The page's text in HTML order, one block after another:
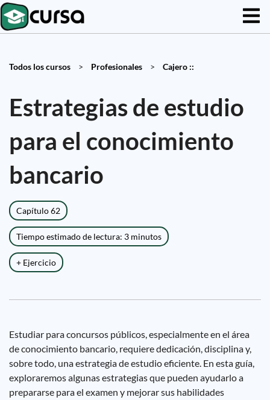
Todos los cursos > Profesionales > Cajero ::
Estrategias de estudio
para el conocimiento
bancario
Capítulo 62
Tiempo estimado de lectura: 3 minutos
+ Ejercicio
Estudiar para concursos públicos, especialmente en el área
de conocimiento bancario, requiere dedicación, disciplina y,
sobre todo, una estrategia de estudio eficiente. En esta guía,
exploraremos algunas estrategias que pueden ayudarlo a
prepararse para el examen y mejorar sus habilidades